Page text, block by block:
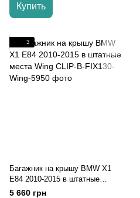
Купить
3
Багажник на крышу BMW X1
E84 2010-2015 в штатные
места Wing
5 660 грн